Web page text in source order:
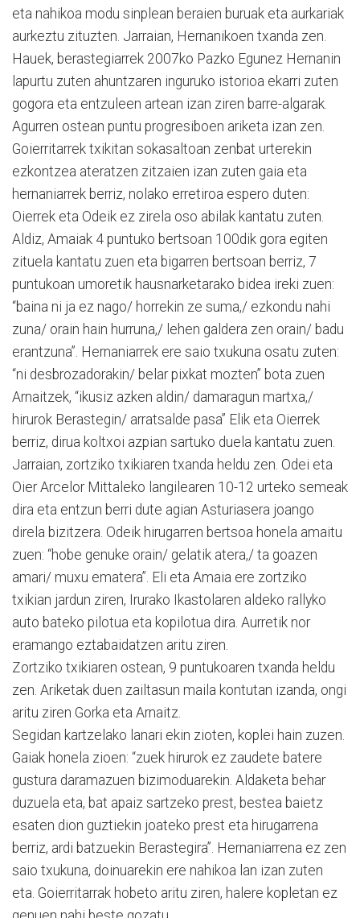
eta nahikoa modu sinplean beraien buruak eta aurkariak
aurkeztu zituzten. Jarraian, Hernanikoen txanda zen.
Hauek, berastegiarrek 2007ko Pazko Egunez Hernanin
lapurtu zuten ahuntzaren inguruko istorioa ekarri zuten
gogora eta entzuleen artean izan ziren barre-algarak.
Agurren ostean puntu progresiboen ariketa izan zen.
Goierritarrek txikitan sokasaltoan zenbat urterekin
ezkontzea ateratzen zitzaien izan zuten gaia eta
hernaniarrek berriz, nolako erretiroa espero duten:
Oierrek eta Odeik ez zirela oso abilak kantatu zuten.
Aldiz, Amaiak 4 puntuko bertsoan 100dik gora egiten
zituela kantatu zuen eta bigarren bertsoan berriz, 7
puntukoan umoretik hausnarketarako bidea ireki zuen:
“baina ni ja ez nago/ horrekin ze suma,/ ezkondu nahi
zuna/ orain hain hurruna,/ lehen galdera zen orain/ badu
erantzuna”. Hernaniarrek ere saio txukuna osatu zuten:
“ni desbrozadorakin/ belar pixkat mozten” bota zuen
Arnaitzek, “ikusiz azken aldin/ damaragun martxa,/
hirurok Berastegin/ arratsalde pasa” Elik eta Oierrek
berriz, dirua koltxoi azpian sartuko duela kantatu zuen.
Jarraian, zortziko txikiaren txanda heldu zen. Odei eta
Oier Arcelor Mittaleko langilearen 10-12 urteko semeak
dira eta entzun berri dute agian Asturiasera joango
direla bizitzera. Odeik hirugarren bertsoa honela amaitu
zuen: “hobe genuke orain/ gelatik atera,/ ta goazen
amari/ muxu ematera”. Eli eta Amaia ere zortziko
txikian jardun ziren, Irurako Ikastolaren aldeko rallyko
auto bateko pilotua eta kopilotua dira. Aurretik nor
eramango eztabaidatzen aritu ziren.
Zortziko txikiaren ostean, 9 puntukoaren txanda heldu
zen. Ariketak duen zailtasun maila kontutan izanda, ongi
aritu ziren Gorka eta Arnaitz.
Segidan kartzelako lanari ekin zioten, koplei hain zuzen.
Gaiak honela zioen: “zuek hirurok ez zaudete batere
gustura daramazuen bizimoduarekin. Aldaketa behar
duzuela eta, bat apaiz sartzeko prest, bestea baietz
esaten dion guztiekin joateko prest eta hirugarrena
berriz, ardi batzuekin Berastegira”. Hernaniarrena ez zen
saio txukuna, doinuarekin ere nahikoa lan izan zuten
eta. Goierritarrak hobeto aritu ziren, halere kopletan ez